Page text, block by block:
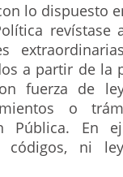
lo dispuesto
revístase
a partir de la
fuerza de
o
Pública. En
ni